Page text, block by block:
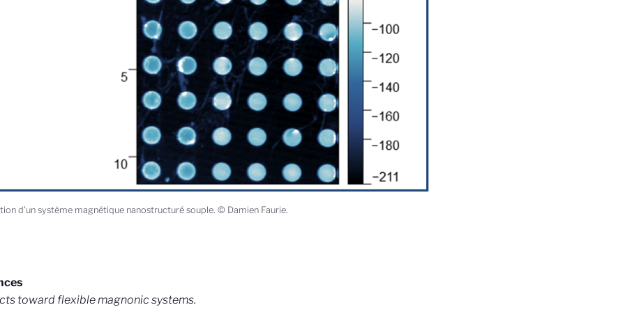
d’un système magnétique nanostructuré souple. © Damien Faurie.
toward flexible magnonic systems.